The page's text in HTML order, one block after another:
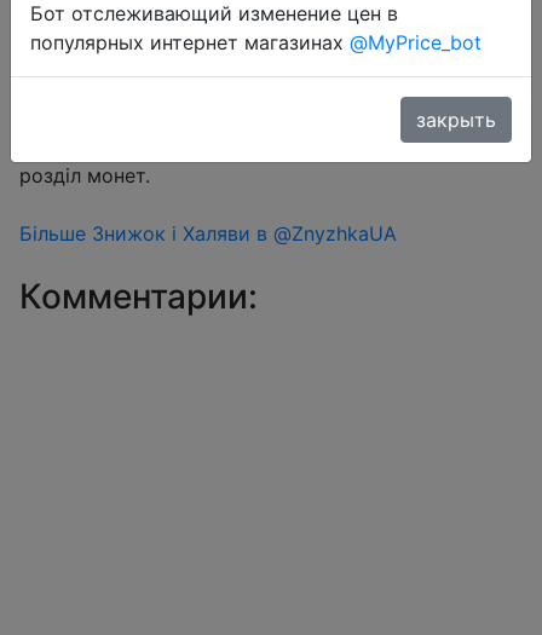
Перейти в магазин
Знижка монетками 123-213 Coins у додатку через
розділ монет.
Більше Знижок і Халяви в @ZnyzhkaUA
Комментарии:
Бот отслеживающий изменение цен в
популярных интернет магазинах @MyPrice_bot
закрыть